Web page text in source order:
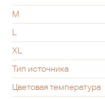
M
L
XL
Тип источника
Цветовая температура